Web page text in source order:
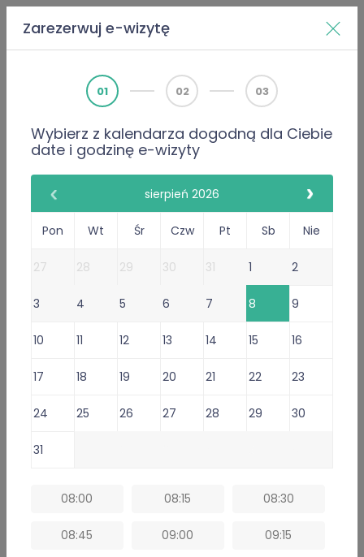
Doktorzy Wiktor Raputa
PWZ 3881316
Internista Urolog (w trakcie specjalizacji)
Wiktor Raputa
111 Opinie
111 poleceń lekarza
Przyjmuje w:
Sob
receptyi
zwolnienia
Konsultacja lekarska o e-Receptę -
Zarezerwuj e-wizytę
01 02 03
Wybierz z kalendarza dogodną dla Ciebie
date i godzinę e-wizyty
sierpień 2026
Pon Wt Śr Czw Pt Sb Nie
27 28 29 30 31 1 2
3 4 5 6 7 8 9
10 11 12 13 14 15 16
17 18 19 20 21 22 23
24 25 26 27 28 29 30
31
08:00 08:15 08:30
08:45 09:00 09:15